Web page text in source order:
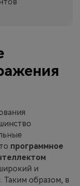
программное
и
образом, в